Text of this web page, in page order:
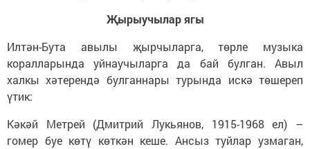
Җырыучылар ягы
Илтән-Бута авылы җырчыларга, төрле музыка
коралларында уйнаучыларга да бай булган. Авыл
халкы хәтерендә булганнары турында искә төшереп
үтик:
Кәкәй Метрей (Дмитрий Лукьянов, 1915-1968 ел) –
гомер буе көтү көткән кеше. Ансыз туйлар узмаган,